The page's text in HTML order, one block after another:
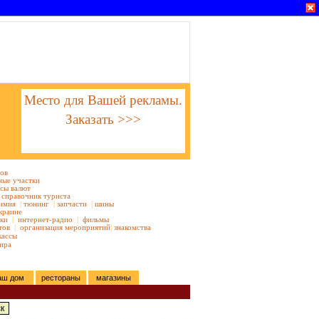
Место для Вашей рекламы.
Заказать >>>
участки
валют
справочник туриста
| тюнинг | запчасти | шины
| интернет-радио | фильмы
| организация мероприятий| знакомства
дом рестораны
магазины